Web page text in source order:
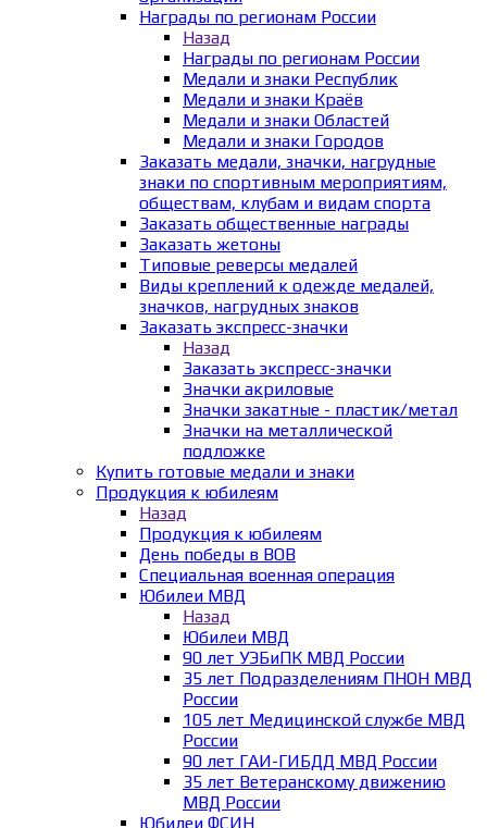
Награды по регионам России
Назад
Награды по регионам России
Медали и знаки Республик
Медали и знаки Краёв
Медали и знаки Областей
Медали и знаки Городов
Заказать медали, значки, нагрудные
знаки по спортивным мероприятиям,
обществам, клубам и видам спорта
Заказать общественные награды
Заказать жетоны
Типовые реверсы медалей
Виды креплений к одежде медалей,
значков, нагрудных знаков
Заказать экспресс-значки
Назад
Заказать экспресс-значки
Значки акриловые
Значки закатные - пластик/метал
Значки на металлической
подложке
Купить готовые медали и знаки
Продукция к юбилеям
Назад
Продукция к юбилеям
День победы в ВОВ
Специальная военная операция
Юбилеи МВД
Назад
Юбилеи МВД
90 лет УЭБиПК МВД России
35 лет Подразделениям ПНОН МВД
России
105 лет Медицинской службе МВД
России
90 лет ГАИ-ГИБДД МВД России
35 лет Ветеранскому движению
МВД России
Юбилеи ФСИН